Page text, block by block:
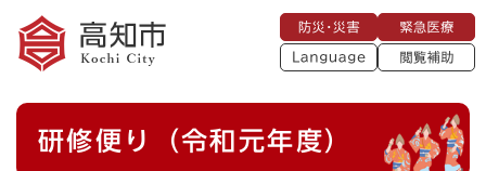
メニューを飛ばして本文へ
災
・
災
急
医
療
L
a
a
g
e
閲
助
本
研修便り（令和元年度）